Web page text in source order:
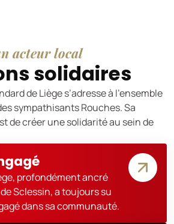
acteur local
solidaires
de Liège s’adresse à l’ensemble
sympathisants Rouches. Sa
de créer une solidarité au sein de
profondément ancré
Sclessin, a toujours su
dans sa communauté.